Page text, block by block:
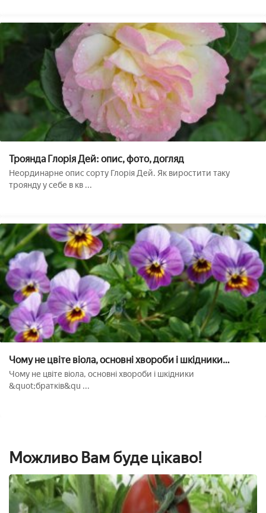
Троянда Глорія Дей: опис, фото, догляд
Неординарне опис сорту Глорія Дей. Як виростити таку
троянду у себе в кв ...
Чому не цвіте віола, основні хвороби і шкідники
&quot;братків&quot;
Чому не цвіте віола, основні хвороби і шкідники
&quot;братків&qu ...
Можливо Вам буде цікаво!